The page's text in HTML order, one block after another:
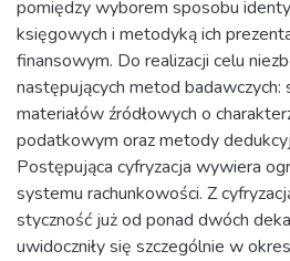
pomiędzy wyborem sposobu
księgowych i metodyką ich
finansowym. Do realizacji celu
następujących metod badawczych:
materiałów źródłowych o
podatkowym oraz metody
Postępująca cyfryzacja wywiera
systemu rachunkowości. Z
styczność już od ponad dwóch
uwidoczniły się szczególnie w